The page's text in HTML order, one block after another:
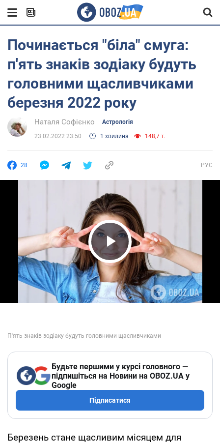
Починається "біла" смуга:
п'ять знаків зодіаку будуть
головними щасливчиками
березня 2022 року
Наталя Софієнко Астрологія
23.02.2022 23:50 1 хвилина 148,7 т.
28 РУС
Play Video
Будьте першими у курсі головного —
підпишіться на Новини на OBOZ.UA у
Google
Підписатися
Березень стане щасливим місяцем для